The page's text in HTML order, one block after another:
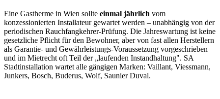
Eine Gastherme in Wien sollte einmal jährlich vom
konzessionierten Installateur gewartet werden – unabhängig von der
periodischen Rauchfangkehrer-Prüfung. Die Jahreswartung ist keine
gesetzliche Pflicht für den Bewohner, aber von fast allen Herstellern
als Garantie- und Gewährleistungs-Voraussetzung vorgeschrieben
und im Mietrecht oft Teil der „laufenden Instandhaltung". SA
Stadtinstallation wartet alle gängigen Marken: Vaillant, Viessmann,
Junkers, Bosch, Buderus, Wolf, Saunier Duval.